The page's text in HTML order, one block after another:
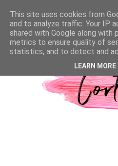
This site uses cookies from
and to analyze traffic. Your IP
shared with Google along with
metrics to ensure quality of
statistics, and to detect and
LEARN MORE